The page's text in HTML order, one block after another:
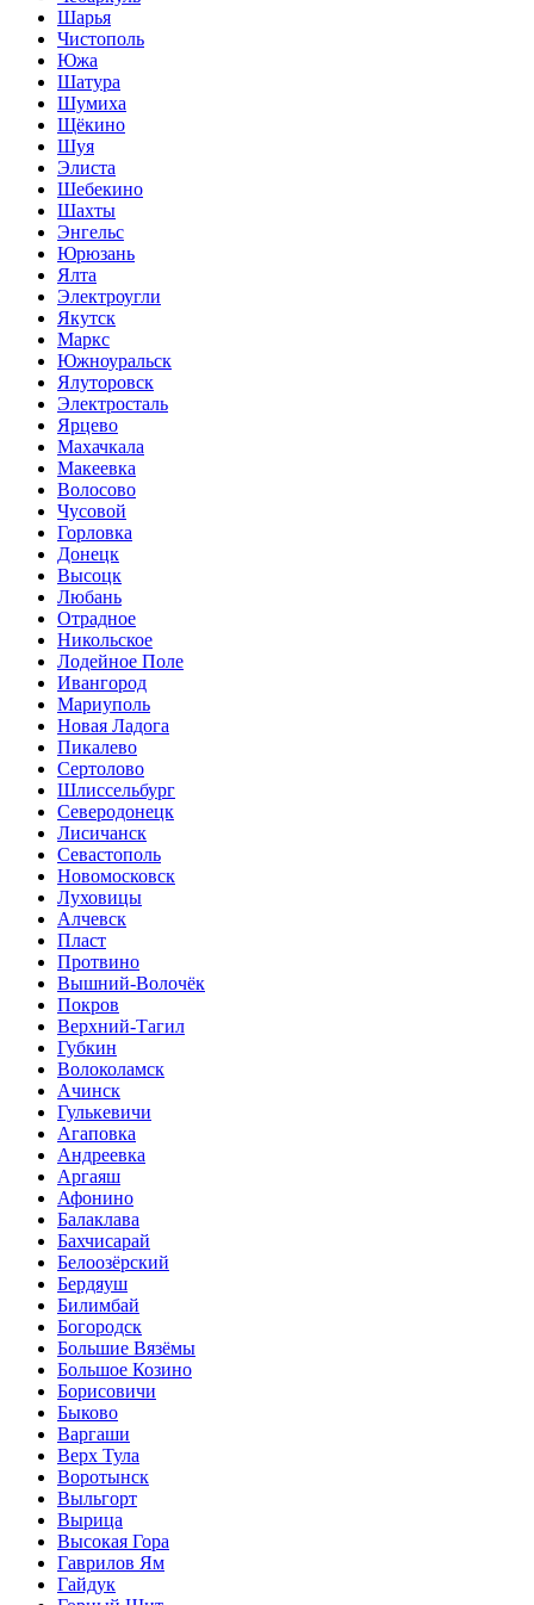
Шарья
Чистополь
Южа
Шатура
Шумиха
Щёкино
Шуя
Элиста
Шебекино
Шахты
Энгельс
Юрюзань
Ялта
Электроугли
Якутск
Маркс
Южноуральск
Ялуторовск
Электросталь
Ярцево
Махачкала
Макеевка
Волосово
Чусовой
Горловка
Донецк
Высоцк
Любань
Отрадное
Никольское
Лодейное Поле
Ивангород
Мариуполь
Новая Ладога
Пикалево
Сертолово
Шлиссельбург
Северодонецк
Лисичанск
Севастополь
Новомосковск
Луховицы
Алчевск
Пласт
Протвино
Вышний-Волочёк
Покров
Верхний-Тагил
Губкин
Волоколамск
Ачинск
Гулькевичи
Агаповка
Андреевка
Аргаяш
Афонино
Балаклава
Бахчисарай
Белоозёрский
Бердяуш
Билимбай
Богородск
Большие Вязёмы
Большое Козино
Борисовичи
Быково
Варгаши
Верх Тула
Воротынск
Выльгорт
Вырица
Высокая Гора
Гаврилов Ям
Гайдук